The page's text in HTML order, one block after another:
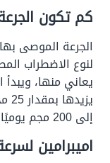
كم تكون
الجرعة الموصى
لنوع الاضطراب
إلى 200 مجم يوميًا.
اميبرامين